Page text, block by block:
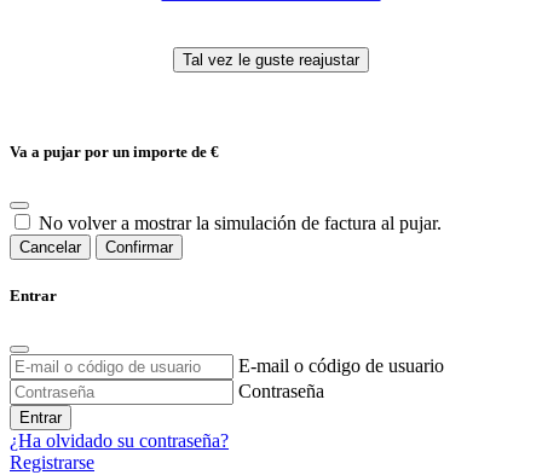
Va a pujar por un importe de €
No volver a mostrar la simulación de factura al pujar.
Cancelar Confirmar
Entrar
E-mail o código de usuario
Contraseña
Entrar
¿Ha olvidado su contraseña?
Registrarse